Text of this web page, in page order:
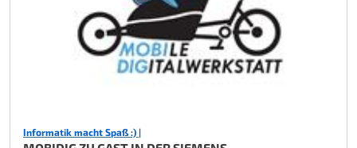
Informatik macht Spaß :) |